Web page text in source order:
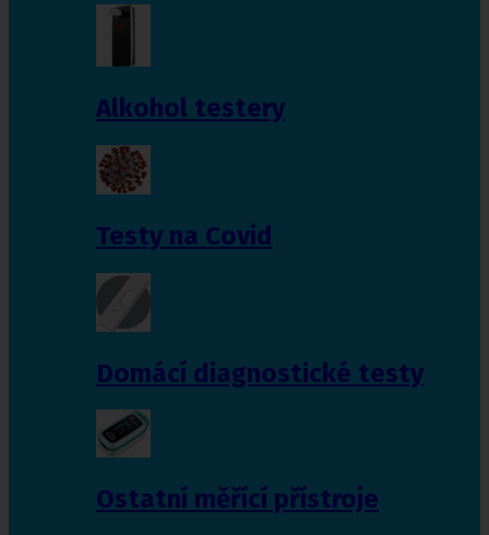
Alkohol testery
Testy na Covid
Domácí diagnostické testy
Ostatní měřící přístroje